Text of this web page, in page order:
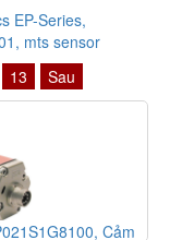
EP-Series,
mts sensor
13 Sau
Cảm